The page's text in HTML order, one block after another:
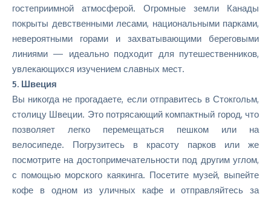
гостеприимной атмосферой. Огромные земли Канады
покрыты девственными лесами, национальными парками,
невероятными горами и захватывающими береговыми
линиями — идеально подходит для путешественников,
увлекающихся изучением славных мест.
5. Швеция
Вы никогда не прогадаете, если отправитесь в Стокгольм,
столицу Швеции. Это потрясающий компактный город, что
позволяет легко перемещаться пешком или на
велосипеде. Погрузитесь в красоту парков или же
посмотрите на достопримечательности под другим углом,
с помощью морского каякинга. Посетите музей, выпейте
кофе в одном из уличных кафе и отправляйтесь за